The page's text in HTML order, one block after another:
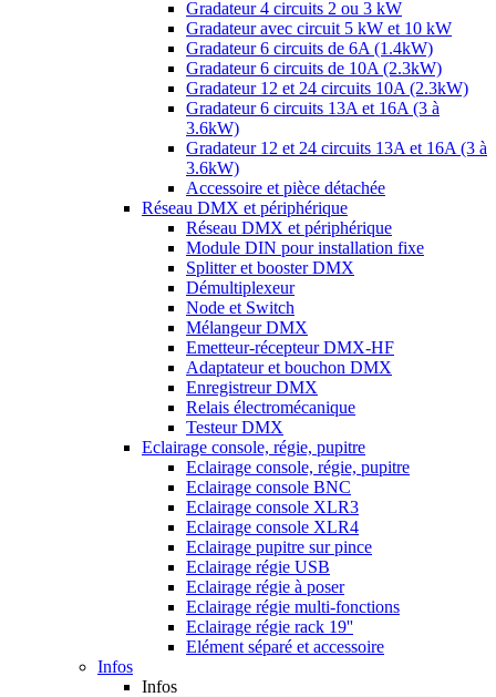
Gradateur 4 circuits 2 ou 3 kW
Gradateur avec circuit 5 kW et 10 kW
Gradateur 6 circuits de 6A (1.4kW)
Gradateur 6 circuits de 10A (2.3kW)
Gradateur 12 et 24 circuits 10A (2.3kW)
Gradateur 6 circuits 13A et 16A (3 à
3.6kW)
Gradateur 12 et 24 circuits 13A et 16A (3 à
3.6kW)
Accessoire et pièce détachée
Réseau DMX et périphérique
Réseau DMX et périphérique
Module DIN pour installation fixe
Splitter et booster DMX
Démultiplexeur
Node et Switch
Mélangeur DMX
Emetteur-récepteur DMX-HF
Adaptateur et bouchon DMX
Enregistreur DMX
Relais électromécanique
Testeur DMX
Eclairage console, régie, pupitre
Eclairage console, régie, pupitre
Eclairage console BNC
Eclairage console XLR3
Eclairage console XLR4
Eclairage pupitre sur pince
Eclairage régie USB
Eclairage régie à poser
Eclairage régie multi-fonctions
Eclairage régie rack 19''
Elément séparé et accessoire
Infos
Infos